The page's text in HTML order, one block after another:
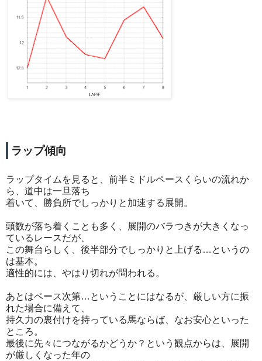
ラップ傾向
ラップタイムを見ると、前半ミドルペースくらいの流れか
ら、道中は一旦落ち
着いて、勝負所でしっかりと加速する展開。
頭数が落ち着くことも多く、展開のバラつきが大きくなっ
ているレースだが、
この舞台らしく、後半部分でしっかりと上げる…というの
は基本。
適性的には、やはり切れが問われる。
あとはペース次第…ということにはなるが、厳しい方に振
れた場合に備えて、
持久力の裏付けを持っている馬ならば、なお安心といった
ところ。
最後に先々につながるかどうか？という観点からは、展開
が厳しくなった年の